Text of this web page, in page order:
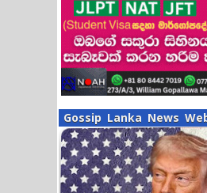
Gossip Lanka News